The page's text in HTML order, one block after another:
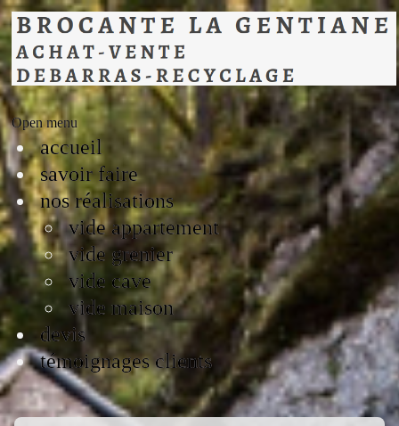
Open menu
accueil
savoir faire
nos réalisations
vide appartement
vide grenier
vide cave
vide maison
devis
témoignages clients